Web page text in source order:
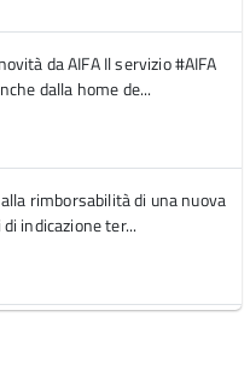
da AIFA Il servizio #AIFA
dalla home de...
rimborsabilità di una nuova
indicazione ter...